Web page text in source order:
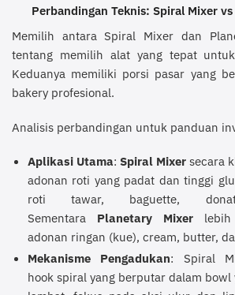
Perbandingan Teknis: Spiral Mixer
Memilih antara Spiral Mixer dan
tentang memilih alat yang tepat
Keduanya memiliki porsi pasar yang
bakery profesional.
Analisis perbandingan untuk panduan
Aplikasi Utama: Spiral Mixersecara
adonan roti yang padat dan tinggi
roti tawar, baguette,
Sementara Planetary Mixerlebih
adonan ringan (kue), cream, butter,
Mekanisme Pengadukan: Spiral
hook spiral yang berputar dalam